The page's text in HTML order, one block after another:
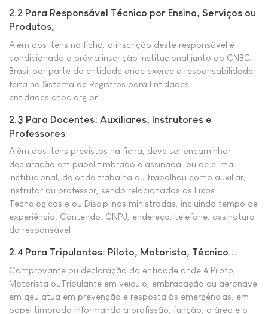
2.2 Para Responsável Técnico por Ensino, Serviços ou
Produtos,
Além dos itens na ficha, a inscrição deste responsável é
condicionada a prévia inscrição institucional junto ao CNBC
Brasil por parte da entidade onde exerce a responsabilidade,
feita no Sistema de Registros para Entidades
entidades.cnbc.org.br
2.3 Para Docentes: Auxiliares, Instrutores e
Professores
Além dos itens previstos na ficha, deve ser encaminhar
declaração em papel timbrado e assinada, ou de e-mail
institucional, de onde trabalha ou trabalhou como auxiliar,
instrutor ou professor, sendo relacionados os Eixos
Tecnológicos e ou Disciplinas ministradas, incluindo tempo de
experiência. Contendo: CNPJ, endereço, telefone, assinatura
do responsável
2.4 Para Tripulantes: Piloto, Motorista, Técnico...
Comprovante ou declaração da entidade onde é Piloto,
Motorista ouTripulante em veículo, embracação ou aeronave
em qeu atua em prevenção e resposta ás emergências, em
papel timbrado informando a profissão, função, a área e o